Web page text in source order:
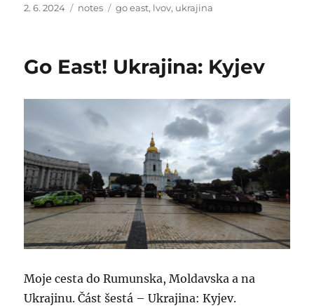
Posted
2. 6. 2024 Categories
notes Tags
go east, lvov, ukrajina
Go East! Ukrajina: Kyjev
Moje cesta do Rumunska, Moldavska a na
Ukrajinu. Část šestá – Ukrajina: Kyjev.